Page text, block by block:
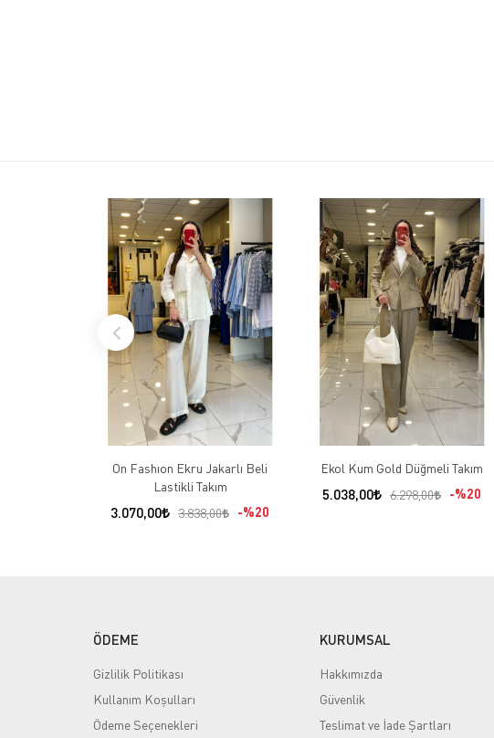
On Fashıon Ekru Jakarlı Beli
Lastikli Takım
3.070,00 3.838,00 %20
Ekol Kum Gold Düğmeli Takım
5.038,00 6.298,00 %20
ÖDEME
Gizlilik Politikası
Kullanım Koşulları
Ödeme Seçenekleri
KURUMSAL
Hakkımızda
Güvenlik
Teslimat ve İade Şartları